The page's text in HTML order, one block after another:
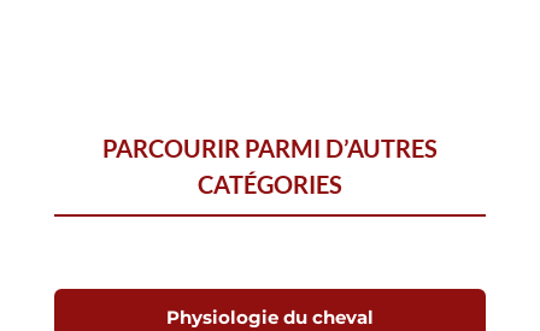
PARCOURIR PARMI D’AUTRES
CATÉGORIES
Physiologie du cheval